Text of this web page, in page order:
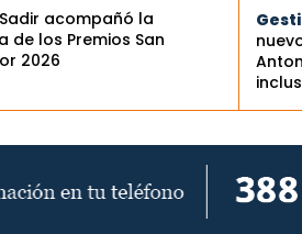
Sadir acompañó la
de los Premios San
2026